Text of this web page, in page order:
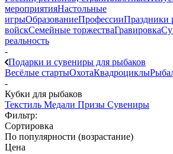
мероприятияНастольные
игрыОбразованиеПрофессииПраздники
войскСемейные торжестваГравировка
реальность
-
Подарки и сувениры для рыбаков
Весёлые стартыОхотаКвадроциклы
-
Кубки для рыбаков
Текстиль Медали Призы Сувениры
Фильтр:
Сортировка
По популярности (возрастание)
Цена